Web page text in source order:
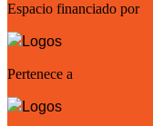
Espacio financiado por
Pertenece a